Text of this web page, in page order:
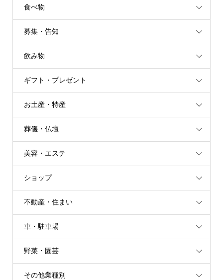
食べ物
募集・告知
飲み物
ギフト・プレゼント
お土産・特産
葬儀・仏壇
美容・エステ
ショップ
不動産・住まい
車・駐車場
野菜・園芸
その他業種別